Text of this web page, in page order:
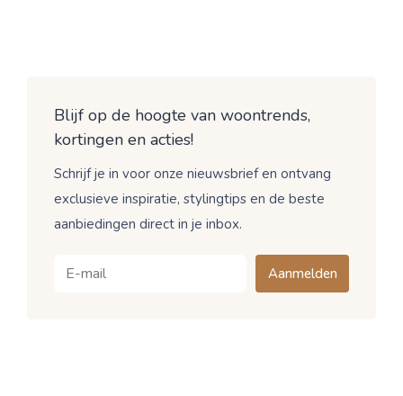
Blijf op de hoogte van woontrends,
kortingen en acties!
Schrijf je in voor onze nieuwsbrief en ontvang
exclusieve inspiratie, stylingtips en de beste
aanbiedingen direct in je inbox.
Aanmelden